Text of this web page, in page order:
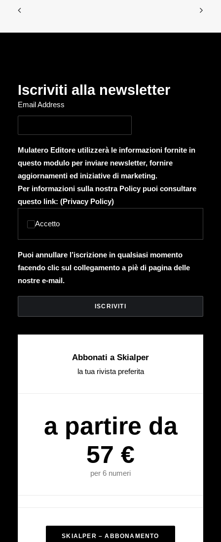
Iscriviti alla newsletter
Email Address
Mulatero Editore utilizzerà le informazioni fornite in
questo modulo per inviare newsletter, fornire
aggiornamenti ed iniziative di marketing.
Per informazioni sulla nostra Policy puoi consultare
questo link: (Privacy Policy)
Accetto
Puoi annullare l’iscrizione in qualsiasi momento
facendo clic sul collegamento a piè di pagina delle
nostre e-mail.
Abbonati a Skialper
la tua rivista preferita
a partire da
57 €
per 6 numeri
SKIALPER – ABBONAMENTO